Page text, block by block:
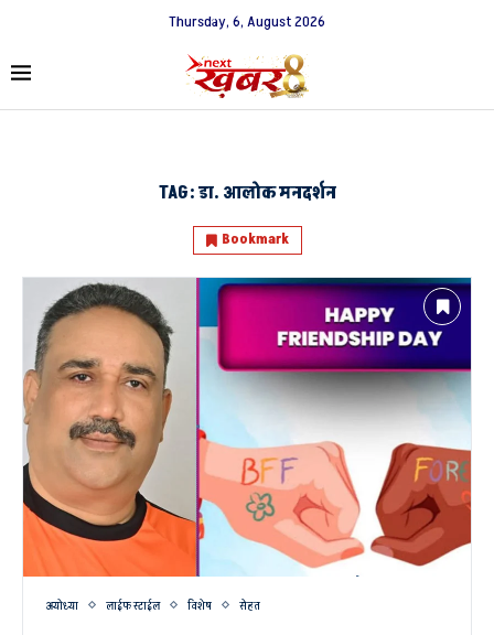
Thursday, 6, August 2026
TAG:डा. आलोक मनदर्शन
Bookmark
अयोध्या लाईफ स्टाईल विशेष सेहत